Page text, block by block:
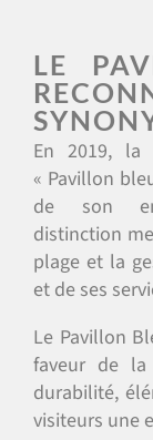
LE
En 2019,
« Pavillon
de son
distinction
plage et la
et de ses
Le Pavillon
faveur de
durabilité,
visiteurs une